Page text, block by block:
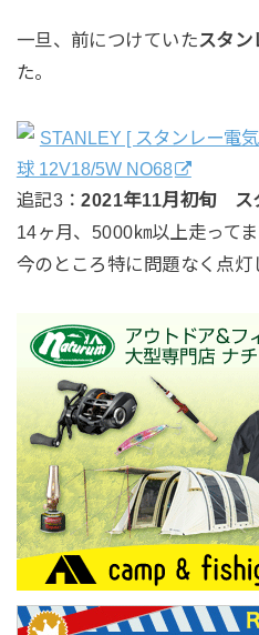
一旦、前につけていたスタン
た。
STANLEY [ スタンレー電
球 12V18/5W NO68
追記3：2021年11月初旬 ス
14ヶ月、5000㎞以上走ってま
今のところ特に問題なく点灯